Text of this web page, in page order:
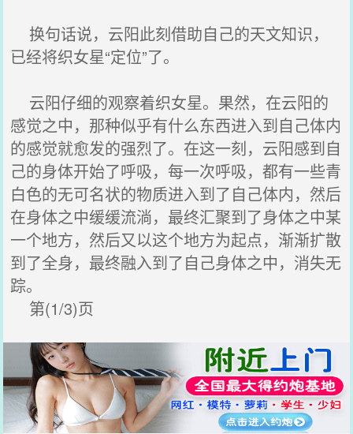
换句话说，云阳此刻借助自己的天文知识，
已经将织女星“定位”了。
云阳仔细的观察着织女星。果然，在云阳的
感觉之中，那种似乎有什么东西进入到自己体内
的感觉就愈发的强烈了。在这一刻，云阳感到自
己的身体开始了呼吸，每一次呼吸，都有一些青
白色的无可名状的物质进入到了自己体内，然后
在身体之中缓缓流淌，最终汇聚到了身体之中某
一个地方，然后又以这个地方为起点，渐渐扩散
到了全身，最终融入到了自己身体之中，消失无
踪。
第(1/3)页